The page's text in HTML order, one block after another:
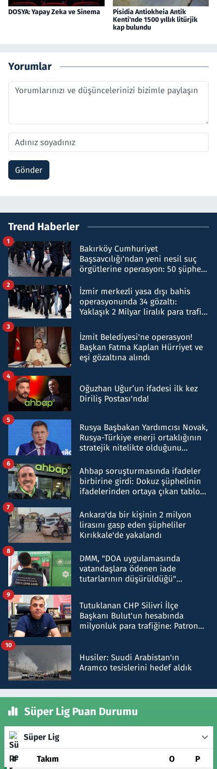
DOSYA: Yapay Zeka ve Sinema
Pisidia Antiokheia Antik
Kenti'nde 1500 yıllık litürjik
kap bulundu
Yorumlar
Gönder
Trend Haberler
Bakırköy Cumhuriyet
Başsavcılığı'ndan yeni nesil suç
örgütlerine operasyon: 50 şüpheli
1
İzmir merkezli yasa dışı bahis
operasyonunda 34 gözaltı:
Yaklaşık 2 Milyar liralık para trafiği
2
İzmit Belediyesi'ne operasyon!
Başkan Fatma Kaplan Hürriyet ve
eşi gözaltına alındı
3
Oğuzhan Uğur’un ifadesi ilk kez
Diriliş Postası'nda!
4
Rusya Başbakan Yardımcısı Novak,
Rusya-Türkiye enerji ortaklığının
stratejik nitelikte olduğunu
5
Ahbap soruşturmasında ifadeler
birbirine girdi: Dokuz şüphelinin
ifadelerinden ortaya çıkan tablo
6
Ankara'da bir kişinin 2 milyon
lirasını gasp eden şüpheliler
Kırıkkale'de yakalandı
7
DMM, "DOA uygulamasında
vatandaşlara ödenen iade
tutarlarının düşürüldüğü"
8
Tutuklanan CHP Silivri İlçe
Başkanı Bulut'un hesabında
milyonluk para trafiğine: Patron
9
Husiler: Suudi Arabistan'ın
Aramco tesislerini hedef aldık
10
Süper Lig Puan Durumu
Süper Lig
# Takım O P